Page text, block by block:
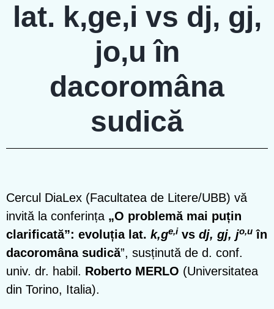
lat. k,ge,i vs dj, gj,
jo,u în
dacoromâna
sudică
Cercul DiaLex (Facultatea de Litere/UBB) vă
invită la conferința „O problemă mai puțin
clarificată”: evoluția lat. k,ge,i vs dj, gj, jo,u în
dacoromâna sudică”, susținută de d. conf.
univ. dr. habil. Roberto MERLO (Universitatea
din Torino, Italia).